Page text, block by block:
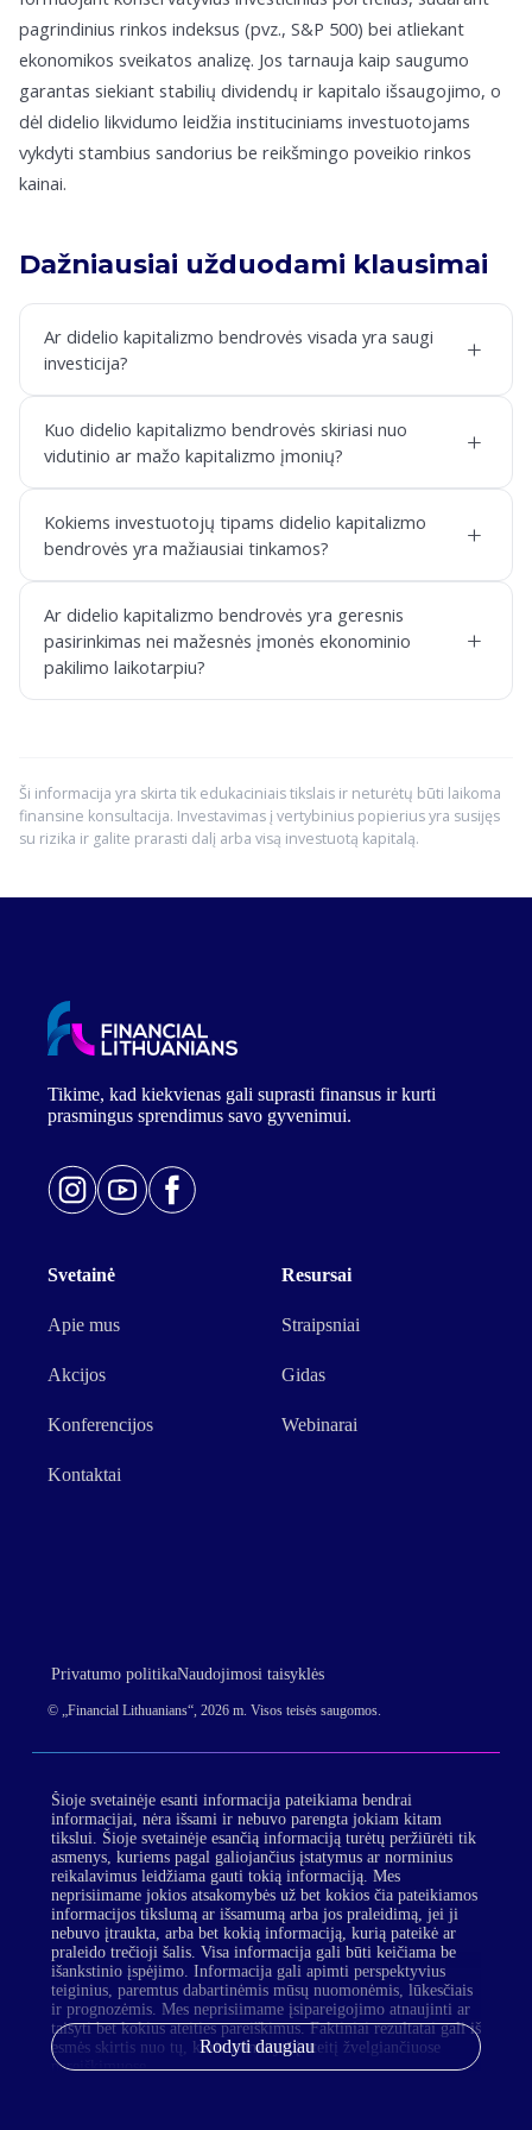
pagrindinius rinkos indeksus (pvz., S&P 500) bei atliekant
ekonomikos sveikatos analizę. Jos tarnauja kaip saugumo
garantas siekiant stabilių dividendų ir kapitalo išsaugojimo, o
dėl didelio likvidumo leidžia instituciniams investuotojams
vykdyti stambius sandorius be reikšmingo poveikio rinkos
kainai.
Dažniausiai užduodami klausimai
Ar didelio kapitalizmo bendrovės visada yra saugi
investicija?
+
Kuo didelio kapitalizmo bendrovės skiriasi nuo
vidutinio ar mažo kapitalizmo įmonių?
+
Kokiems investuotojų tipams didelio kapitalizmo
bendrovės yra mažiausiai tinkamos?
+
Ar didelio kapitalizmo bendrovės yra geresnis
pasirinkimas nei mažesnės įmonės ekonominio
pakilimo laikotarpiu?
+
Ši informacija yra skirta tik edukaciniais tikslais ir neturėtų būti laikoma
finansine konsultacija. Investavimas į vertybinius popierius yra susijęs
su rizika ir galite prarasti dalį arba visą investuotą kapitalą.
Tikime, kad kiekvienas gali suprasti finansus ir kurti
prasmingus sprendimus savo gyvenimui.
Svetainė
Apie mus
Akcijos
Konferencijos
Kontaktai
Resursai
Straipsniai
Gidas
Webinarai
Privatumo politikaNaudojimosi taisyklės
© „Financial Lithuanians“, 2026 m. Visos teisės saugomos.
Šioje svetainėje esanti informacija pateikiama bendrai
informacijai, nėra išsami ir nebuvo parengta jokiam kitam
tikslui. Šioje svetainėje esančią informaciją turėtų peržiūrėti tik
asmenys, kuriems pagal galiojančius įstatymus ar norminius
reikalavimus leidžiama gauti tokią informaciją. Mes
neprisiimame jokios atsakomybės už bet kokios čia pateikiamos
informacijos tikslumą ar išsamumą arba jos praleidimą, jei ji
nebuvo įtraukta, arba bet kokią informaciją, kurią pateikė ar
praleido trečioji šalis. Visa informacija gali būti keičiama be
išankstinio įspėjimo. Informacija gali apimti perspektyvius
teiginius, paremtus dabartinėmis mūsų nuomonėmis, lūkesčiais
ir prognozėmis. Mes neprisiimame įsipareigojimo atnaujinti ar
taisyti bet kokius ateities pareiškimus. Faktiniai rezultatai gali iš
esmės skirtis nuo tų, kurie numatyti į ateitį žvelgiančiuose
pareiškimuose.
Rodyti daugiau